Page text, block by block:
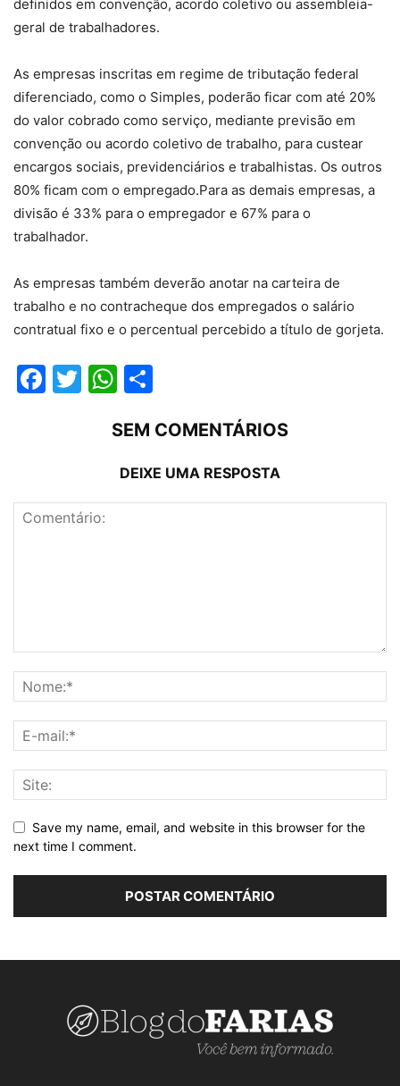
definidos em convenção, acordo coletivo ou assembleia-
geral de trabalhadores.
As empresas inscritas em regime de tributação federal
diferenciado, como o Simples, poderão ficar com até 20%
do valor cobrado como serviço, mediante previsão em
convenção ou acordo coletivo de trabalho, para custear
encargos sociais, previdenciários e trabalhistas. Os outros
80% ficam com o empregado.Para as demais empresas, a
divisão é 33% para o empregador e 67% para o
trabalhador.
As empresas também deverão anotar na carteira de
trabalho e no contracheque dos empregados o salário
contratual fixo e o percentual percebido a título de gorjeta.
Facebook
TwitterWhatsApp
SEM COMENTÁRIOS
DEIXE UMA RESPOSTA
Save my name, email, and website in this browser for the
next time I comment.